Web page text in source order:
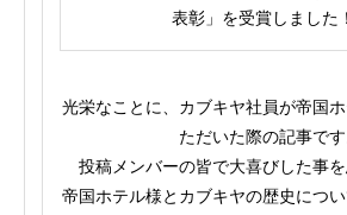
表彰」を受賞しました
光栄なことに、カブキヤ社員が帝国
ただいた際の記事です
投稿メンバーの皆で大喜びした事を
帝国ホテル様とカブキヤの歴史につ